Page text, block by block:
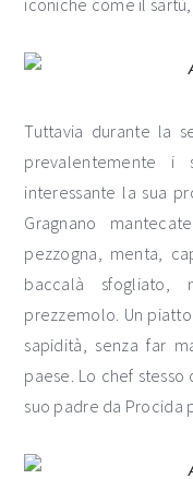
iconiche come il
Tuttavia durante la
prevalentemente i
interessante la sua
Gragnano
pezzogna, menta,
baccalà
prezzemolo. Un
sapidità, senza far
paese. Lo chef
suo padre da Procida